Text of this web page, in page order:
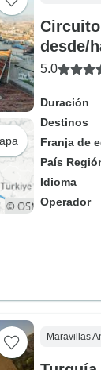
desde/
5.0
Duración
Destinos
Franja de
País
Idioma
Operador
Maravillas